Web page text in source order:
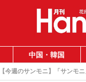
中国・韓国
今週のサンモニ】「サンモ